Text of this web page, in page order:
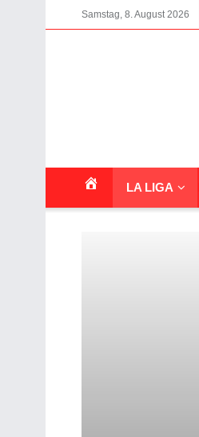
Samstag, 8. August 2026
LA LIGA